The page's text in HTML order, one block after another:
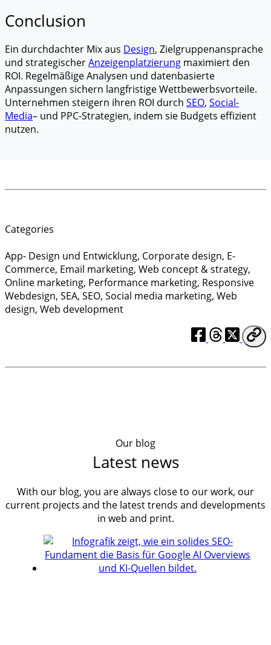
Conclusion
Ein durchdachter Mix aus Design, Zielgruppenansprache
und strategischerAnzeigenplatzierung maximiert den
ROI. Regelmäßige Analysen und datenbasierte
Anpassungen sichern langfristige Wettbewerbsvorteile.
Unternehmen steigern ihren ROI durch SEO, Social-
Media– und PPC-Strategien, indem sie Budgets effizient
nutzen.
Categories
App- Design und Entwicklung, Corporate design, E-
Commerce, Email marketing, Web concept & strategy,
Online marketing, Performance marketing, Responsive
Webdesign, SEA, SEO, Social media marketing, Web
design, Web development
Our blog
Latest news
With our blog, you are always close to our work, our
current projects and the latest trends and developments
in web and print.